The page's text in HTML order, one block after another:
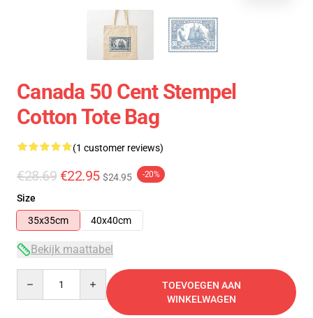
Canada 50 Cent Stempel
Cotton Tote Bag
(1 customer reviews)
€28.69 €22.95 $24.95 -20%
Size
35x35cm
40x40cm
Bekijk maattabel
TOEVOEGEN AAN
WINKELWAGEN